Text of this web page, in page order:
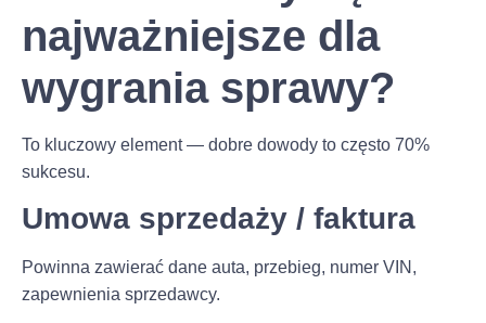
najważniejsze dla
wygrania sprawy?
To kluczowy element — dobre dowody to często 70%
sukcesu.
Umowa sprzedaży / faktura
Powinna zawierać dane auta, przebieg, numer VIN,
zapewnienia sprzedawcy.